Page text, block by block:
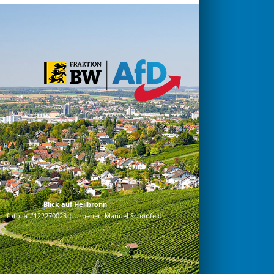
Blick auf Heilbronn
fotolia #122270023 | Urheber: Manuel Schönfeld